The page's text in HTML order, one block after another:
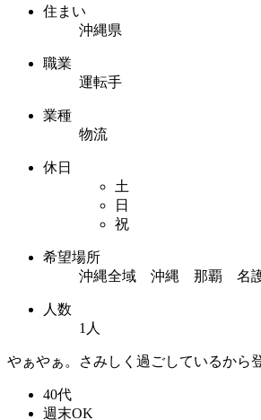
住まい
沖縄県
職業
運転手
業種
物流
休日
土
日
祝
希望場所
沖縄全域 沖縄 那覇 名
人数
1人
やぁやぁ。さみしく過ごしているから
40代
週末OK